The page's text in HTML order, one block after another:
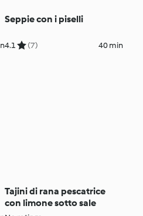
Seppie con i piselli
4.1 (7) 40 min
Tajini di rana pescatrice
con limone sotto sale